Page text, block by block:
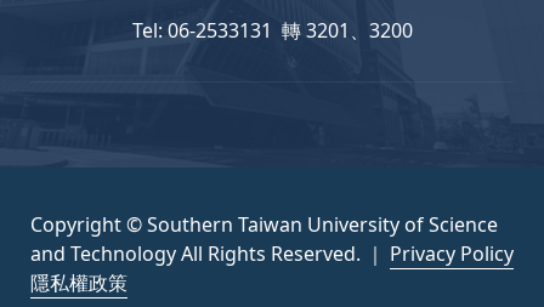
Tel: 06-2533131 轉 3201、3200
Copyright © Southern Taiwan University of Science
and Technology All Rights Reserved. ｜ Privacy Policy
隱私權政策